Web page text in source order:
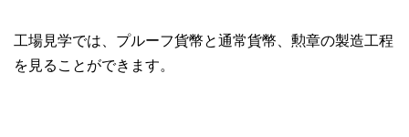
工場見学では、プルーフ貨幣と通常貨幣、勲章の製造工程
を見ることができます。